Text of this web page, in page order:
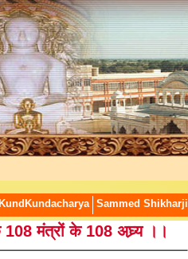
KundKundacharya Sammed Shikharji
108 मंत्रों के 108 अघ्र्य ।।